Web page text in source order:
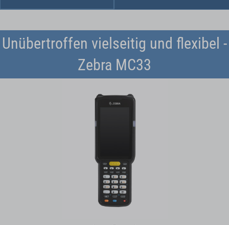
Unübertroffen vielseitig und flexibel -
Zebra MC33